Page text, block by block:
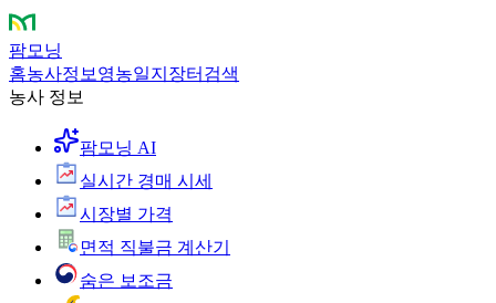
팜모닝
홈농사정보 영농일지 장터 검색
농사 정보
팜모닝 AI
실시간 경매 시세
시장별 가격
면적 직불금 계산기
숨은 보조금